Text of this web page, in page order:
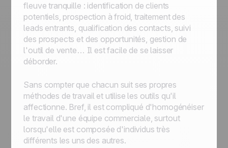
fleuve tranquille : identification de clients
potentiels, prospection à froid, traitement des
leads entrants, qualification des contacts, suivi
des prospects et des opportunités, gestion de
l'outil de vente… Il est facile de se laisser
déborder.
Sans compter que chacun suit ses propres
méthodes de travail et utilise les outils qu'il
affectionne. Bref, il est compliqué d'homogénéiser
le travail d'une équipe commerciale, surtout
lorsqu'elle est composée d'individus très
différents les uns des autres.